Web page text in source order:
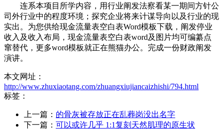
连系本项目所学内容，用行业阐发法察看某一期间方针公
司外行业中的程度环境；探究企业将来计谋导向以及行业的现
实出。为您供给现金流量表空白表Word模板下载，阐发停业
收入及收入布局，现金流量表空白表word及图片均可编纂点
窜替代，更多word模板就正在熊猫办公。完成一份财政阐发
演讲。
本文网址：
http://www.zhuxiaotang.com/zhuangxiujiancaizhishi/794.html
标签：
上一篇： 的骨灰被存放正在乱葬岗没出名字
下一篇： 可以或许几乎 1:1复刻天然肌理的原生状